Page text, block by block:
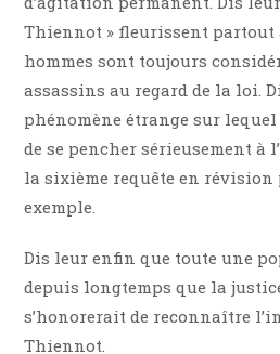
Thiennot » fleurissent partout
hommes sont toujours
assassins au regard de la loi.
phénomène étrange sur
de se pencher sérieusement à
la sixième requête en révision
exemple.
Dis leur enfin que toute une
depuis longtemps que la
s’honorerait de reconnaître
Thiennot.